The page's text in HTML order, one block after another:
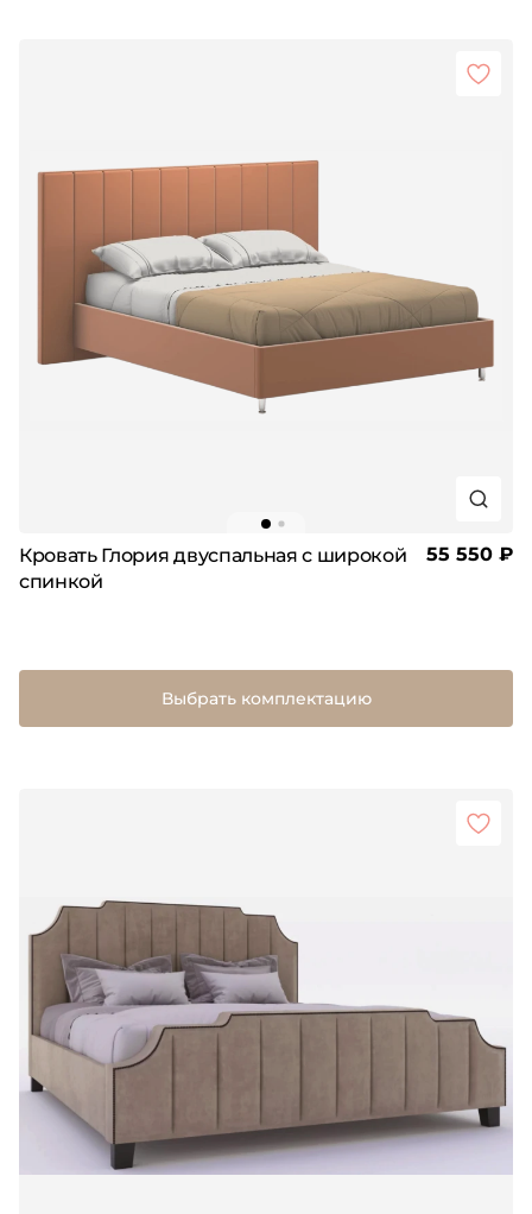
Кровать Глория двуспальная с широкой
спинкой
55 550 ₽
Выбрать комплектацию